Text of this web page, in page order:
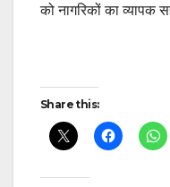
को नागरिकों का व्यापक
Post
navigation
Share this: